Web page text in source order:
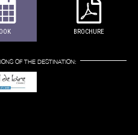
BROCHURE
OF THE DESTINATION: